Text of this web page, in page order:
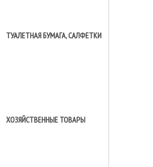
ТУАЛЕТНАЯ БУМАГА, САЛФЕТКИ
ХОЗЯЙСТВЕННЫЕ ТОВАРЫ